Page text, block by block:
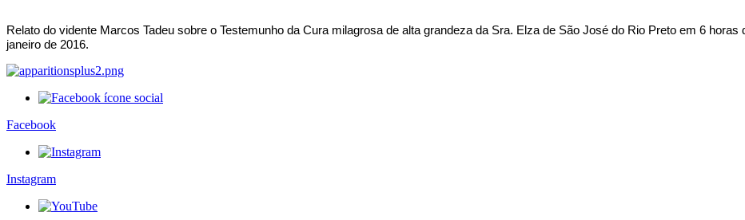
Relato do vidente Marcos Tadeu sobre o Testemunho da Cura milagrosa de alta grandeza da Sra. Elza de São José do Rio Preto em 6
janeiro de 2016.
Facebook
Instagram